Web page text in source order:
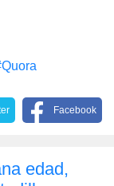
Facebook
edad,